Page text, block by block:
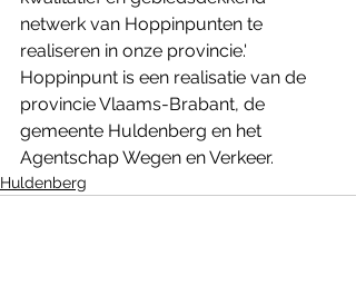
netwerk van Hoppinpunten te
realiseren in onze provincie.'
Hoppinpunt is een realisatie van de
provincie Vlaams-Brabant, de
gemeente Huldenberg en het
Agentschap Wegen en Verkeer. ​
Huldenberg